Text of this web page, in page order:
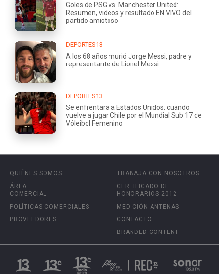
Goles de PSG vs. Manchester United:
Resumen, videos y resultado EN VIVO del
partido amistoso
DEPORTES13
A los 68 años murió Jorge Messi, padre y
representante de Lionel Messi
DEPORTES13
Se enfrentará a Estados Unidos: cuándo
vuelve a jugar Chile por el Mundial Sub 17 de
Vóleibol Femenino
QUIÉNES SOMOS
ÁREA
COMERCIAL
POLÍTICAS COMERCIALES
PROVEEDORES
TRABAJA CON NOSOTROS
CERTIFICADO DE
HONORARIOS 2012
MEDICIÓN ANTENAS
CONTACTO
BRANDED CONTENT